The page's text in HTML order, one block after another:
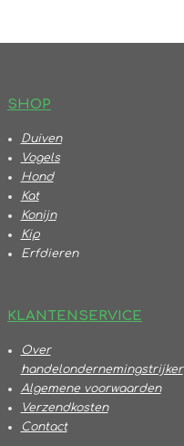
S HOP
Duiven
Vogels
Hond
Kat
Konijn
Kip
Erfdieren
KLANTENSERVICE
Over
handelondernemingstrijker
Algemene voorwaarden
Verzendkosten
Contact